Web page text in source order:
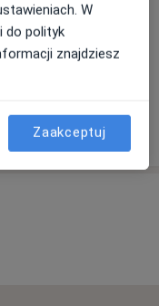
W
do polityk
znajdziesz
Zaakceptuj